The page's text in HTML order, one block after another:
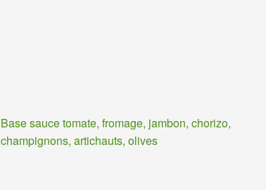
Base sauce tomate, fromage, jambon, chorizo,
champignons, artichauts, olives